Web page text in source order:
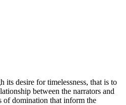
desire for timelessness, that is to
between the narrators and
of domination that inform the